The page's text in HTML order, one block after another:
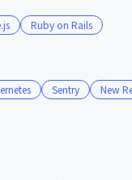
を行い、社内の
視した働き方を重
Ruby on Rails
Sentry New